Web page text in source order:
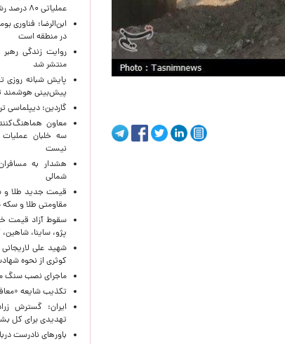
عملیاتی ۸۰ درصد رشد کرد
ابن‌الرضا: فناوری
در منطقه است
روایت زندگی
منتشر شد
پایش شبانه روزی
پیش‌بینی هوشمند
گاردین:
معاون
سه خلبان
نیست
هشدار به
شمالی
مقاومتی طلا و
سقوط آزاد قیمت
پژو، ساینا،
شهید علی
کوثری از نحوه
ماجرای نصب سنگ
تکذیب شایعه
ایران: گسترش
تهدیدی برای کل
باورهای نادرست